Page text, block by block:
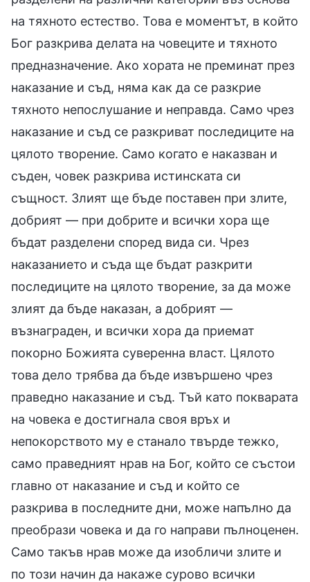
на тяхното естество. Това е моментът, в който
Бог разкрива делата на човеците и тяхното
предназначение. Ако хората не преминат през
наказание и съд, няма как да се разкрие
тяхното непослушание и неправда. Само чрез
наказание и съд се разкриват последиците на
цялото творение. Само когато е наказван и
съден, човек разкрива истинската си
същност. Злият ще бъде поставен при злите,
добрият — при добрите и всички хора ще
бъдат разделени според вида си. Чрез
наказанието и съда ще бъдат разкрити
последиците на цялото творение, за да може
злият да бъде наказан, а добрият —
възнаграден, и всички хора да приемат
покорно Божията суверенна власт. Цялото
това дело трябва да бъде извършено чрез
праведно наказание и съд. Тъй като покварата
на човека е достигнала своя връх и
непокорството му е станало твърде тежко,
само праведният нрав на Бог, който се състои
главно от наказание и съд и който се
разкрива в последните дни, може напълно да
преобрази човека и да го направи пълноценен.
Само такъв нрав може да изобличи злите и
по този начин да накаже сурово всички